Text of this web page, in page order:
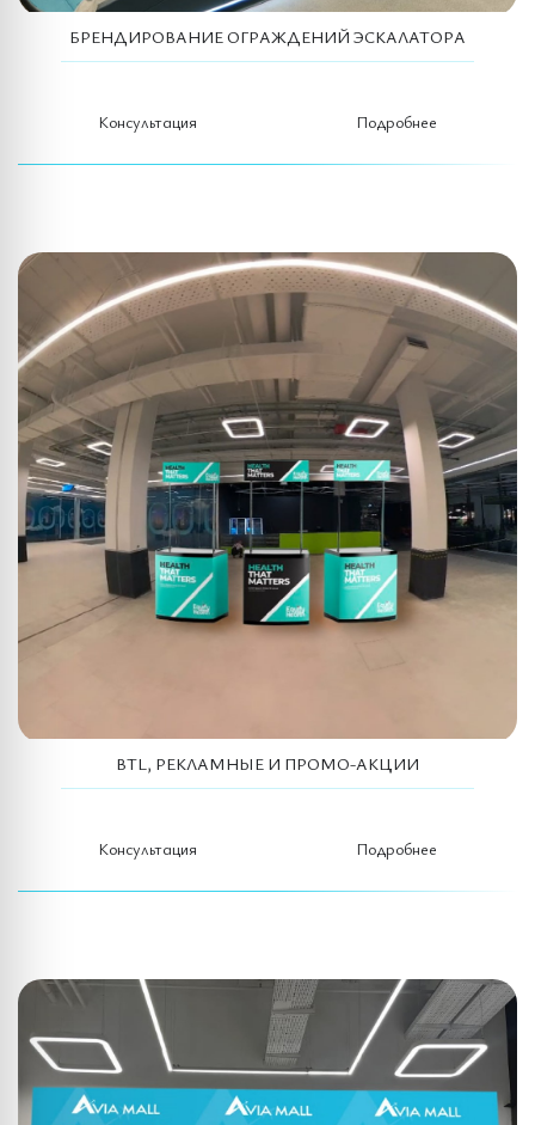
БРЕНДИРОВАНИЕ ОГРАЖДЕНИЙ ЭСКАЛАТОРА
Консультация Подробнее
BTL, РЕКЛАМНЫЕ И ПРОМО-АКЦИИ
Консультация Подробнее